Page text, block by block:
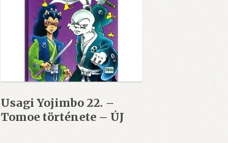
Usagi Yojimbo 22. –
Tomoe története – ÚJ